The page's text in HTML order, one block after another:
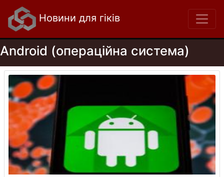
Новини для гіків
Android (операційна система)